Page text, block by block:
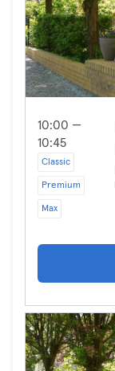
10:00 —
10:45
Classic
Premium
Max